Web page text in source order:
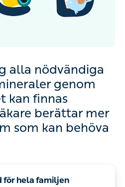
alla nödvändiga
genom
kan finnas
berättar mer
som kan behöva
för hela familjen